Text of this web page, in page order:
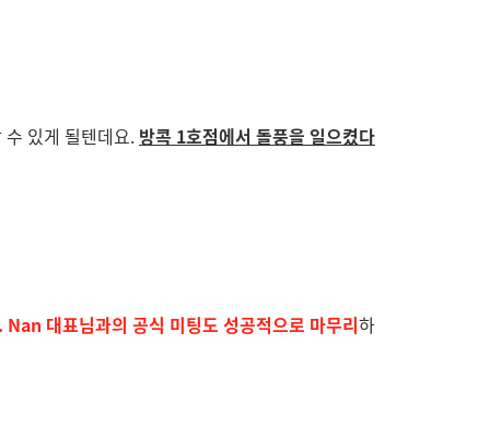
있게 될텐데요. 방콕 1호점에서 돌풍을 일으켰다
대표님과의 공식 미팅도 성공적으로 마무리하